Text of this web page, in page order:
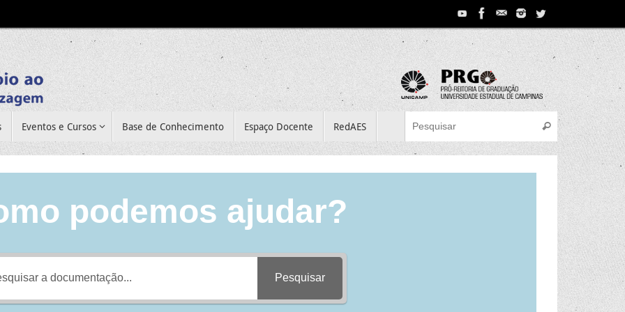
Eventos e Cursos Base de Conhecimento Espaço Docente RedAES
Search for:
Pesquisar
podemos ajudar?
Pesquisar